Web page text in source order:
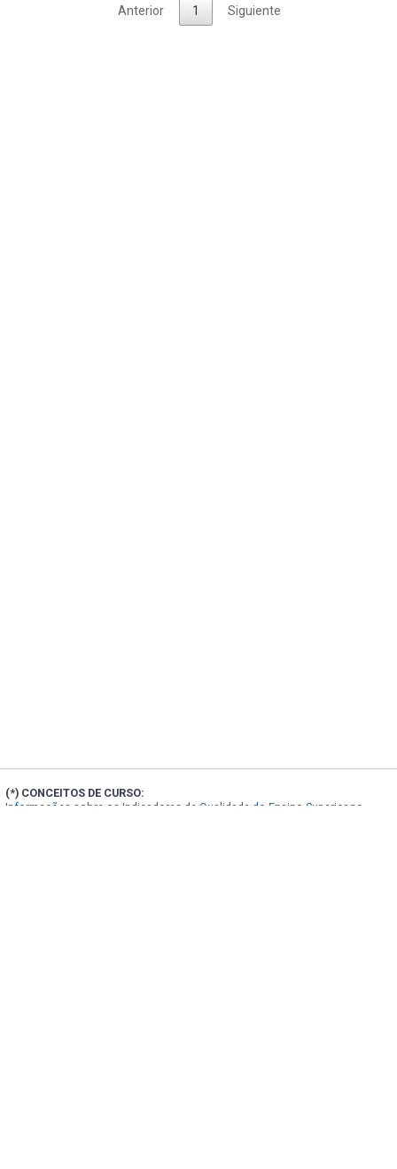
Anterior 1 Siguiente
(*) CONCEITOS DE CURSO:
Informações sobre os Indicadores de Qualidade do Ensino Superior no